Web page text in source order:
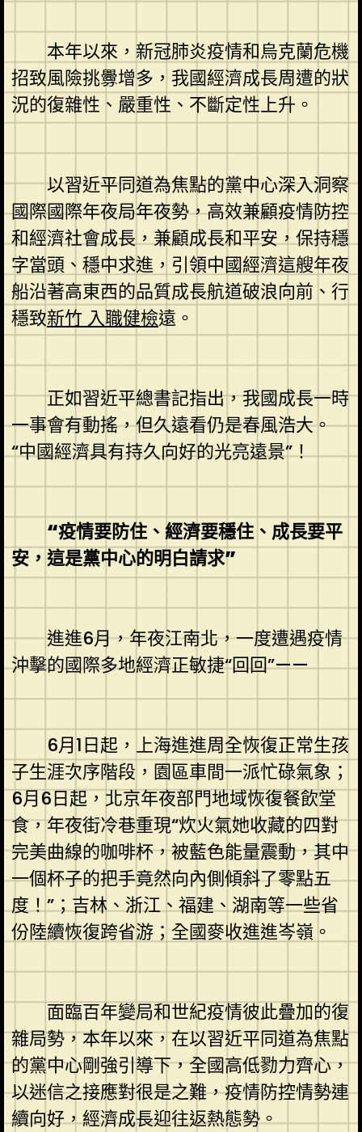
本年以來，新冠肺炎疫情和烏克蘭危機
招致風險挑釁增多，我國經濟成長周遭的狀
況的復雜性、嚴重性、不斷定性上升。
以習近平同道為焦點的黨中心深入洞察
國際國際年夜局年夜勢，高效兼顧疫情防控
和經濟社會成長，兼顧成長和平安，保持穩
字當頭、穩中求進，引領中國經濟這艘年夜
船沿著高東西的品質成長航道破浪向前、行
穩致新竹 入職健檢遠。
正如習近平總書記指出，我國成長一時
一事會有動搖，但久遠看仍是春風浩大。
“中國經濟具有持久向好的光亮遠景”！
“疫情要防住、經濟要穩住、成長要平
安，這是黨中心的明白請求”
進進6月，年夜江南北，一度遭遇疫情
沖擊的國際多地經濟正敏捷“回回”——
6月1日起，上海進進周全恢復正常生孩
子生涯次序階段，園區車間一派忙碌氣象；
6月6日起，北京年夜部門地域恢復餐飲堂
食，年夜街冷巷重現“炊火氣她收藏的四對
完美曲線的咖啡杯，被藍色能量震動，其中
一個杯子的把手竟然向內側傾斜了零點五
度！”；吉林、浙江、福建、湖南等一些省
份陸續恢復跨省游；全國麥收進進岑嶺。
面臨百年變局和世紀疫情彼此疊加的復
雜局勢，本年以來，在以習近平同道為焦點
的黨中心剛強引導下，全國高低勠力齊心，
以迷信之接應對很是之難，疫情防控情勢連
續向好，經濟成長迎往返熱態勢。